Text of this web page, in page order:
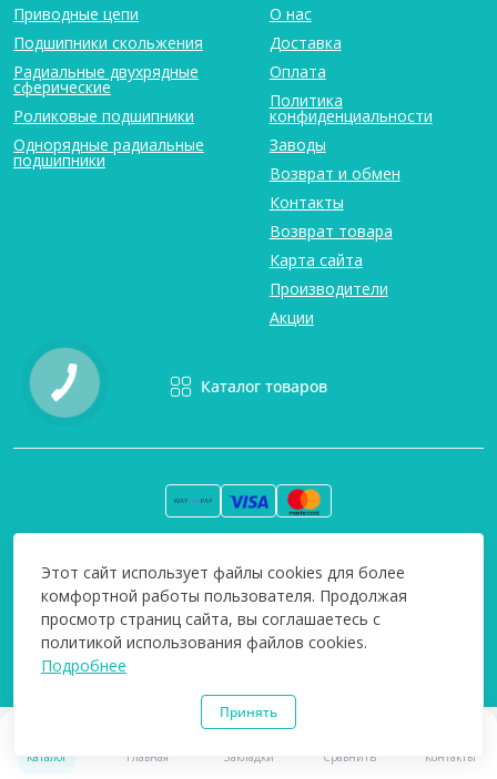
Каталог Главная Закладки
0
Сравнить Контакты
Приводные цепи
Подшипники скольжения
Радиальные двухрядные
сферические
Роликовые подшипники
Однорядные радиальные
подшипники
О нас
Доставка
Оплата
Политика
конфиденциальности
Заводы
Возврат и обмен
Контакты
Возврат товара
Карта сайта
Производители
Акции
Каталог товаров
ответственность за любые неточности. Технополіс © 2008-
2026
Этот сайт использует файлы cookies для более
комфортной работы пользователя. Продолжая
просмотр страниц сайта, вы соглашаетесь с
политикой использования файлов cookies.
Подробнее
Принять